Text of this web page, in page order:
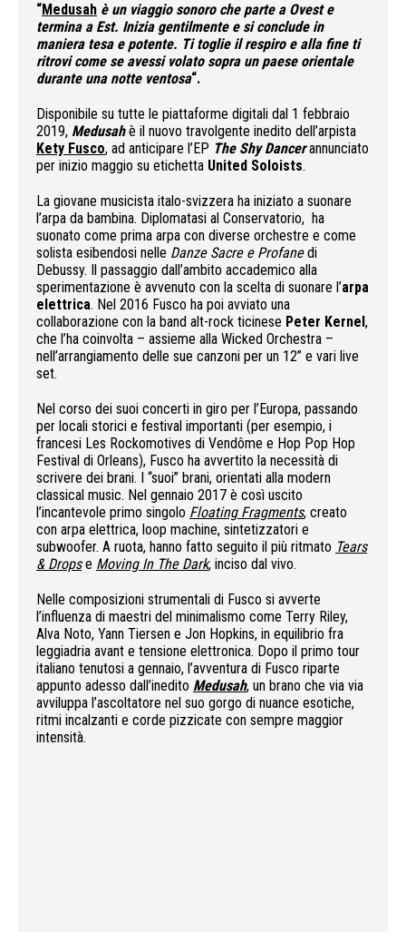
“Medusah è un viaggio sonoro che parte a Ovest e
termina a Est. Inizia gentilmente e si conclude in
maniera tesa e potente. Ti toglie il respiro e alla fine ti
ritrovi come se avessi volato sopra un paese orientale
durante una notte ventosa“.
Disponibile su tutte le piattaforme digitali dal 1 febbraio
2019, Medusah è il nuovo travolgente inedito dell’arpista
Kety Fusco, ad anticipare l’EP The Shy Dancerannunciato
per inizio maggio su etichetta United Soloists.
La giovane musicista italo-svizzera ha iniziato a suonare
l’arpa da bambina. Diplomatasi al Conservatorio, ha
suonato come prima arpa con diverse orchestre e come
solista esibendosi nelle Danze Sacre e Profanedi
Debussy. Il passaggio dall’ambito accademico alla
sperimentazione è avvenuto con la scelta di suonare l’arpa
elettrica. Nel 2016 Fusco ha poi avviato una
collaborazione con la band alt-rock ticinese Peter Kernel ,
che l’ha coinvolta – assieme alla Wicked Orchestra –
nell’arrangiamento delle sue canzoni per un 12” e vari live
set.
Nel corso dei suoi concerti in giro per l’Europa, passando
per locali storici e festival importanti (per esempio, i
francesi Les Rockomotives di Vendôme e Hop Pop Hop
Festival di Orleans), Fusco ha avvertito la necessità di
scrivere dei brani. I “suoi” brani, orientati alla modern
classical music. Nel gennaio 2017 è così uscito
l’incantevole primo singolo Floating Fragments, creato
con arpa elettrica, loop machine, sintetizzatori e
subwoofer. A ruota, hanno fatto seguito il più ritmato Tears
& Dropse Moving In The Dark, inciso dal vivo.
Nelle composizioni strumentali di Fusco si avverte
l’influenza di maestri del minimalismo come Terry Riley,
Alva Noto, Yann Tiersen e Jon Hopkins, in equilibrio fra
leggiadria avant e tensione elettronica. Dopo il primo tour
italiano tenutosi a gennaio, l’avventura di Fusco riparte
appunto adesso dall’inedito Medusah, un brano che via via
avviluppa l’ascoltatore nel suo gorgo di nuance esotiche,
ritmi incalzanti e corde pizzicate con sempre maggior
intensità.